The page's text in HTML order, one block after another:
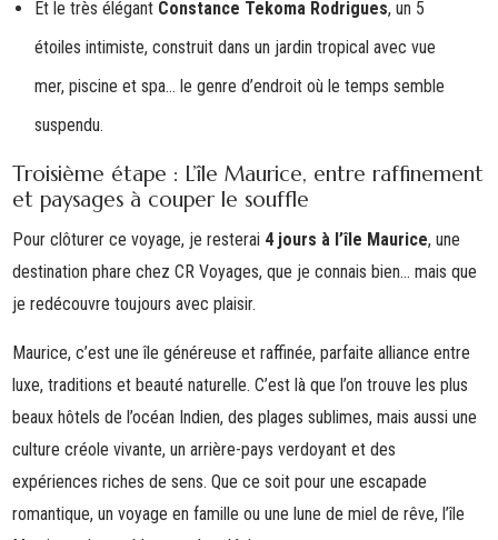
Et le très élégant Constance Tekoma Rodrigues, un 5
étoiles intimiste, construit dans un jardin tropical avec vue
mer, piscine et spa… le genre d’endroit où le temps semble
suspendu.
Troisième étape : L’île Maurice, entre raffinement
et paysages à couper le souffle
Pour clôturer ce voyage, je resterai 4 jours à l’île Maurice, une
destination phare chez CR Voyages, que je connais bien… mais que
je redécouvre toujours avec plaisir.
Maurice, c’est une île généreuse et raffinée, parfaite alliance entre
luxe, traditions et beauté naturelle. C’est là que l’on trouve les plus
beaux hôtels de l’océan Indien, des plages sublimes, mais aussi une
culture créole vivante, un arrière-pays verdoyant et des
expériences riches de sens. Que ce soit pour une escapade
romantique, un voyage en famille ou une lune de miel de rêve, l’île